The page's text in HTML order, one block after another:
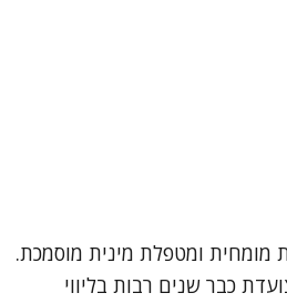
מומחית ומטפלת מינית מוסמכת.
כבר שנים רבות בליווי